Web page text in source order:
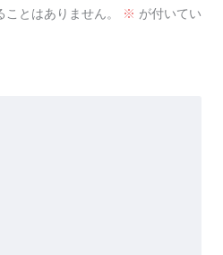
とはありません。 ※ が付いてい